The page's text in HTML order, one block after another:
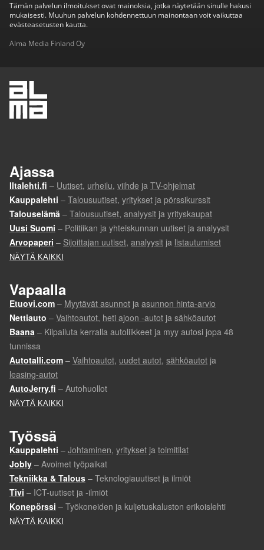
Tämän palvelun ilmoitukset ovat mainoksia, jotka näytetään sinulle hakusi
mukaisesti. Muuhun palvelun kohdennettuun mainontaan voit vaikuttaa
evästeasetusten kautta.
Alma Media Finland Oy